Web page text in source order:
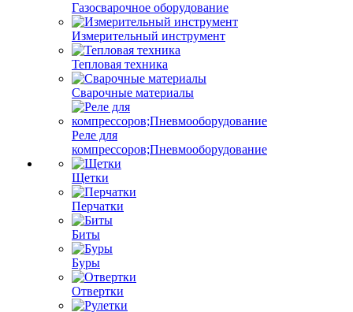
Газосварочное оборудование
Измерительный инструмент
Тепловая техника
Сварочные материалы
Реле для
компрессоров;Пневмооборудование
Щетки
Перчатки
Биты
Буры
Отвертки